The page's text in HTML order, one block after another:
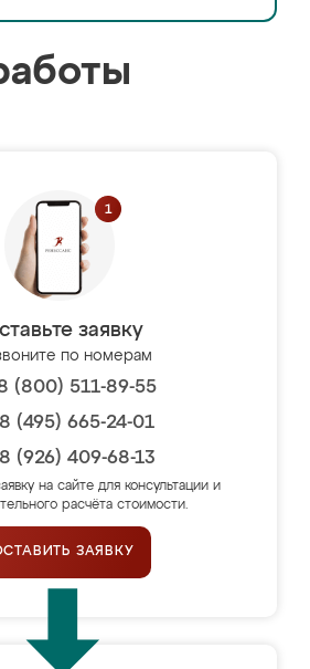
заявку
по номерам
(800) 511-89-55
8 (495) 665-24-01
8 (926) 409-68-13
на сайте для консультации и
расчёта стоимости.
ЗАЯВКУ